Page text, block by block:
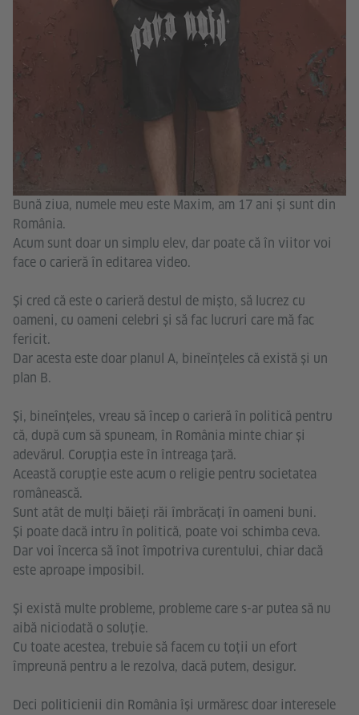
Bună ziua, numele meu este Maxim, am 17 ani și sunt din
România.
Acum sunt doar un simplu elev, dar poate că în viitor voi
face o carieră în editarea video.
Și cred că este o carieră destul de mișto, să lucrez cu
oameni, cu oameni celebri și să fac lucruri care mă fac
fericit.
Dar acesta este doar planul A, bineînțeles că există și un
plan B.
Și, bineînțeles, vreau să încep o carieră în politică pentru
că, după cum să spuneam, în România minte chiar și
adevărul. Corupția este în întreaga țară.
Această corupție este acum o religie pentru societatea
românească.
Sunt atât de mulți băieți răi îmbrăcați în oameni buni.
Și poate dacă intru în politică, poate voi schimba ceva.
Dar voi încerca să înot împotriva curentului, chiar dacă
este aproape imposibil.
Și există multe probleme, probleme care s-ar putea să nu
aibă niciodată o soluție.
Cu toate acestea, trebuie să facem cu toții un efort
împreună pentru a le rezolva, dacă putem, desigur.
Deci politicienii din România își urmăresc doar interesele